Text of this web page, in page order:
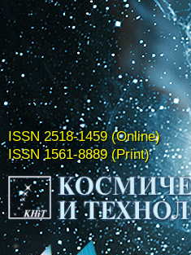
ISSN 2518-1459 (Online)
ISSN 1561-8889 (Print)